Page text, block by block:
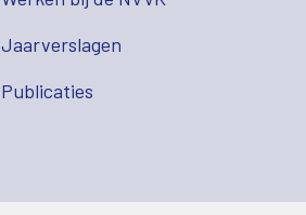
Jaarverslagen
Publicaties